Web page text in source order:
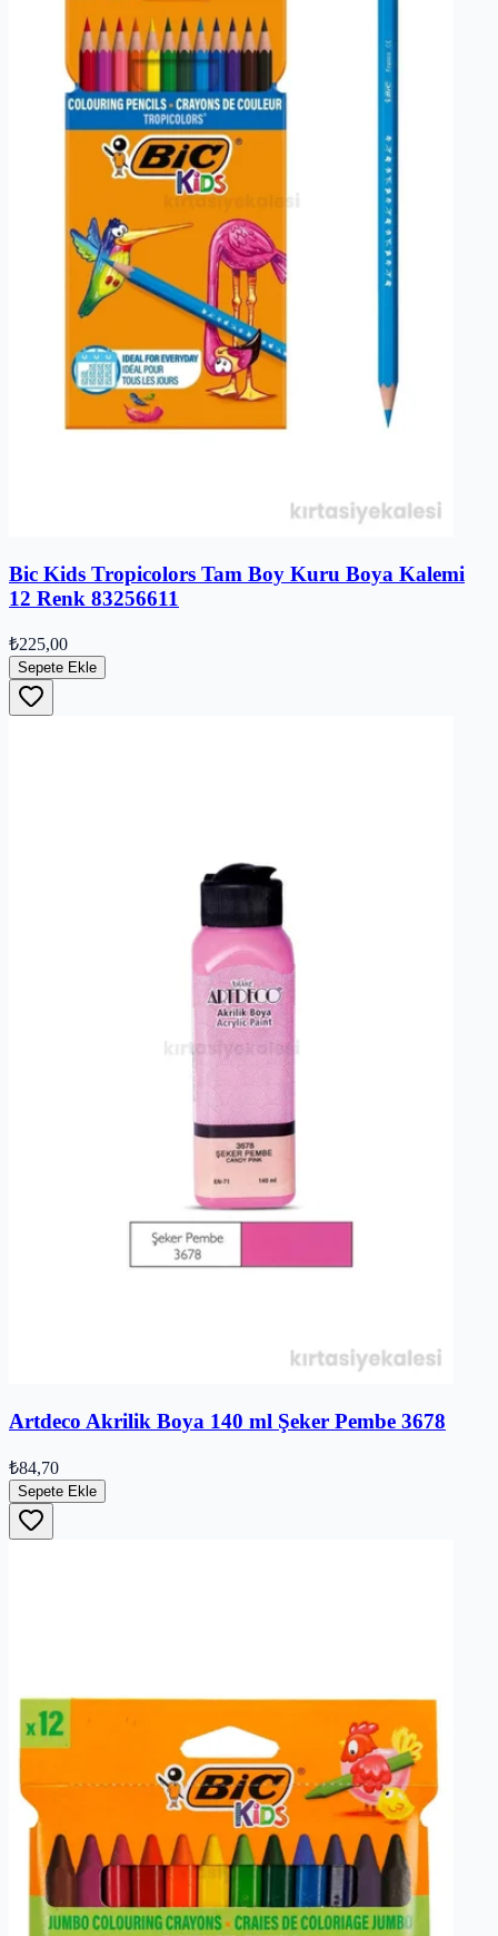
Bic Kids Tropicolors Tam Boy Kuru Boya Kalemi
12 Renk 83256611
₺225,00
Sepete Ekle
Artdeco Akrilik Boya 140 ml Şeker Pembe 3678
₺84,70
Sepete Ekle